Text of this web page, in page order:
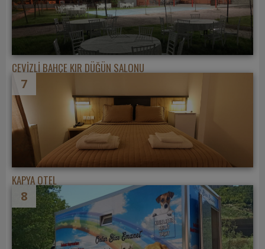
CEVİZLİ BAHÇE KIR DÜĞÜN SALONU
7
KAPYA OTEL
8